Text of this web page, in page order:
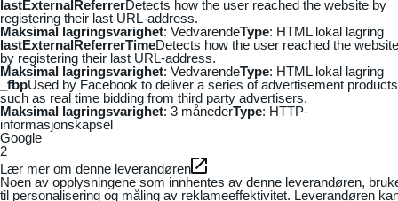
lastExternalReferrerDetects how the user reached the website by
registering their last URL-address.
Maksimal lagringsvarighet: VedvarendeType: HTML lokal lagring
lastExternalReferrerTimeDetects how the user reached the website
by registering their last URL-address.
Maksimal lagringsvarighet: VedvarendeType: HTML lokal lagring
_fbpUsed by Facebook to deliver a series of advertisement products
such as real time bidding from third party advertisers.
Maksimal lagringsvarighet: 3 månederType: HTTP-
informasjonskapsel
Google
2
Lær mer om denne leverandøren
Noen av opplysningene som innhentes av denne leverandøren,
til personalisering og måling av reklameeffektivitet. Leverandøren